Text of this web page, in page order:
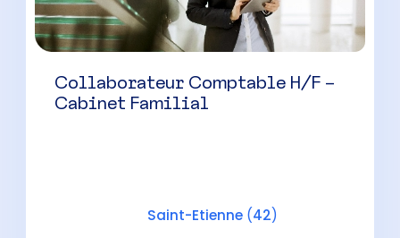
Collaborateur Comptable H/F –
Cabinet Familial